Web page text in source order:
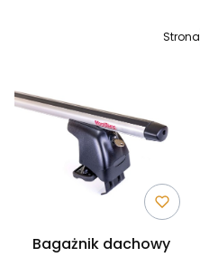
Strona
Bagażnik dachowy